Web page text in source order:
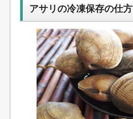
アサリの冷凍保存の仕方